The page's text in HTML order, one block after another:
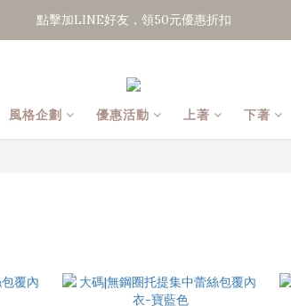
點擊加LINE好友，領50元優惠折扣
點擊加LINE好友，領50元優惠折扣
風格企劃 優惠活動 上著 下著